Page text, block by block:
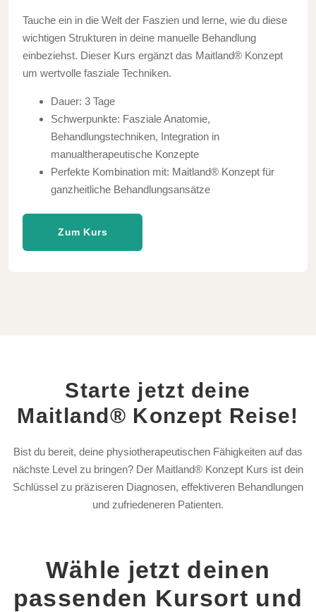
Tauche ein in die Welt der Faszien und lerne, wie du diese
wichtigen Strukturen in deine manuelle Behandlung
einbeziehst. Dieser Kurs ergänzt das Maitland® Konzept
um wertvolle fasziale Techniken.
Dauer: 3 Tage
Schwerpunkte: Fasziale Anatomie,
Behandlungstechniken, Integration in
manualtherapeutische Konzepte
Perfekte Kombination mit: Maitland® Konzept für
ganzheitliche Behandlungsansätze
Zum Kurs
Starte jetzt deine
Maitland® Konzept Reise!
Bist du bereit, deine physiotherapeutischen Fähigkeiten auf das
nächste Level zu bringen? Der Maitland® Konzept Kurs ist dein
Schlüssel zu präziseren Diagnosen, effektiveren Behandlungen
und zufriedeneren Patienten.
Wähle jetzt deinen
passenden Kursort und